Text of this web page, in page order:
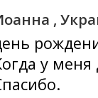
,
у меня